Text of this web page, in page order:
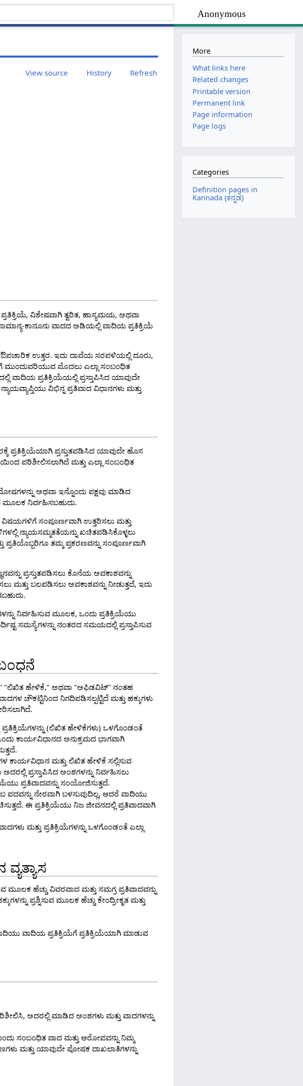
Anonymous
View source History Refresh
ಪ್ರತಿಕ್ರಿಯೆ, ವಿಶೇಷವಾಗಿ ತ್ವರಿತ, ಹಾಸ್ಯಮಯ, ಅಥವಾ
ಕಾನೂನು ವಾದದ ಅಡಿಯಲ್ಲಿ ವಾದಿಯ ಪ್ರತಿಕ್ರಿಯೆ
ಉತ್ತರ. ಇದು ದಾವೆಯ ಸರಪಳಿಯಲ್ಲಿ ದೂರು,
ಮುಂದುವರಿಯುವ ಮೊದಲು ಎಲ್ಲಾ ಸಂಬಂಧಿತ
ವಾದಿಯ ಪ್ರತಿಕ್ರಿಯೆಯಲ್ಲಿ ಪ್ರಸ್ತಾಪಿಸಿದ ಯಾವುದೇ
ವಿಭಿನ್ನ ಪ್ರತಿವಾದ ವಿಧಾನಗಳು ಮತ್ತು
ಪ್ರತಿಕ್ರಿಯೆಯಾಗಿ ಪ್ರಸ್ತುತಪಡಿಸಿದ ಯಾವುದೇ ಹೊಸ
ಪರಿಶೀಲಿಸಲಾಗಿದೆ ಮತ್ತು ಎಲ್ಲಾ ಸಂಬಂಧಿತ
ಅಥವಾ ಇನ್ನೊಂದು ಪಕ್ಷವು ಮಾಡಿದ
ಮೂಲಕ ನಿರ್ವಹಿಸಬಹುದು.
ವಿಷಯಗಳಿಗೆ ಸಂಪೂರ್ಣವಾಗಿ ಉತ್ತರಿಸಲು ಮತ್ತು
ನ್ಯಾಯಸಮ್ಮತತೆಯನ್ನು ಖಚಿತಪಡಿಸಿಕೊಳ್ಳಲು
ತಮ್ಮ ಪ್ರಕರಣವನ್ನು ಸಂಪೂರ್ಣವಾಗಿ
ಪ್ರಸ್ತುತಪಡಿಸಲು ಕೊನೆಯ ಅವಕಾಶವನ್ನು
ಮತ್ತು ಬಲಪಡಿಸಲು ಅವಕಾಶವನ್ನು ನೀಡುತ್ತದೆ, ಇದು
ನಿರ್ವಹಿಸುವ ಮೂಲಕ, ಒಂದು ಪ್ರತಿಕ್ರಿಯೆಯು
ಸಮಸ್ಯೆಗಳನ್ನು ನಂತರದ ಸಮಯದಲ್ಲಿ ಪ್ರಸ್ತಾಪಿಸುವ
"ಲಿಖಿತ ಹೇಳಿಕೆ," ಅಥವಾ "ಅಫಿಡವಿಟ್" ನಂತಹ
ಚೌಕಟ್ಟಿನಿಂದ ನಿಗದಿಪಡಿಸಲ್ಪಟ್ಟಿದೆ ಮತ್ತು ಹಕ್ಕುಗಳು
(ಲಿಖಿತ ಹೇಳಿಕೆಗಳು) ಒಳಗೊಂಡಂತೆ
ಕಾರ್ಯವಿಧಾನದ ಅನುಕ್ರಮದ ಭಾಗವಾಗಿ
ಕಾರ್ಯವಿಧಾನ ಮತ್ತು ಲಿಖಿತ ಹೇಳಿಕೆ ಸಲ್ಲಿಸುವ
ಪ್ರಸ್ತಾಪಿಸಿದ ಅಂಶಗಳನ್ನು ನಿರ್ವಹಿಸಲು
ಪ್ರತಿವಾದವನ್ನು ಸಂಯೋಜಿಸುತ್ತದೆ.
ನೇರವಾಗಿ ಬಳಸುವುದಿಲ್ಲ, ಆದರೆ ವಾದಿಯು
ಈ ಪ್ರತಿಕ್ರಿಯೆಯು ನಿಜ ಜೀವನದಲ್ಲಿ ಪ್ರತಿವಾದವಾಗಿ
ಮತ್ತು ಪ್ರತಿಕ್ರಿಯೆಗಳನ್ನು ಒಳಗೊಂಡಂತೆ ಎಲ್ಲಾ
ಮೂಲಕ ಹೆಚ್ಚು ವಿವರವಾದ ಮತ್ತು ಸಮಗ್ರ ಪ್ರತಿವಾದವನ್ನು
ಪ್ರಶ್ನಿಸುವ ಮೂಲಕ ಹೆಚ್ಚು ಕೇಂದ್ರೀಕೃತ ಮತ್ತು
ವಾದಿಯ ಪ್ರತಿಕ್ರಿಯೆಗೆ ಪ್ರತಿಕ್ರಿಯೆಯಾಗಿ ಮಾಡುವ
ಅದರಲ್ಲಿ ಮಾಡಿದ ಅಂಶಗಳು ಮತ್ತು ವಾದಗಳನ್ನು
ಸಂಬಂಧಿತ ವಾದ ಮತ್ತು ಆರೋಪವನ್ನು ನಿಮ್ಮ
ಮತ್ತು ಯಾವುದೇ ಪೋಷಕ ದಾಖಲಾತಿಗಳನ್ನು
More
What links here
Related changes
Printable version
Permanent link
Page information
Page logs
Categories
Definition pages in
Kannada (ಕನ್ನಡ)